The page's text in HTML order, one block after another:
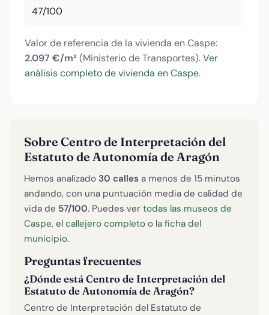
47/100
Valor de referencia de la vivienda en Caspe:
2.097 €/m² (Ministerio de Transportes).Ver
análisis completo de vivienda en Caspe.
Sobre Centro de Interpretación del
Estatuto de Autonomía de Aragón
Hemos analizado 30 calles a menos de 15 minutos
andando, con una puntuación media de calidad de
vida de 57/100. Puedes ver todas las museos de
Caspe, el callejero completo o la ficha del
municipio.
Preguntas frecuentes
¿Dónde está Centro de Interpretación del
Estatuto de Autonomía de Aragón?
Centro de Interpretación del Estatuto de